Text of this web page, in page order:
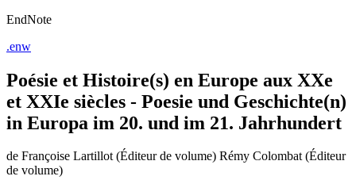
EndNote
.enw
Poésie et Histoire(s) en Europe aux XXe
et XXIe siècles - Poesie und Geschichte(n)
in Europa im 20. und im 21. Jahrhundert
de Françoise Lartillot (Éditeur de volume) Rémy Colombat (Éditeur
de volume)